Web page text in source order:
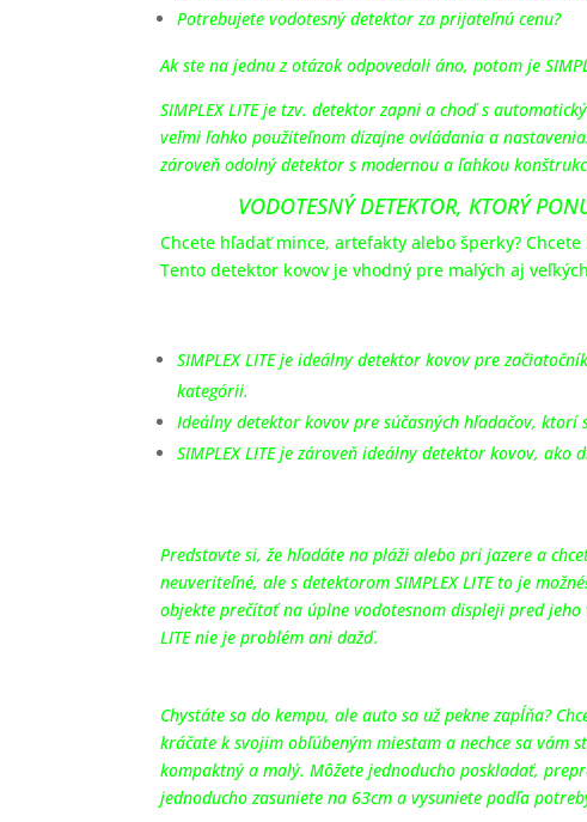
Potrebujete vodotesný detektor za prijateľnú cenu?
Ak ste na jednu z otázok odpovedali áno, potom je
SIMPLEX LITE je tzv. detektor zapni a choď s
veľmi ľahko použiteľnom dizajne ovládania a
zároveň odolný detektor s modernou a ľahkou
VODOTESNÝ DETEKTOR, KTORÝ
Chcete hľadať mince, artefakty alebo šperky?
Tento detektor kovov je vhodný pre malých aj
SIMPLEX LITE je ideálny detektor kovov pre
kategórii.
Ideálny detektor kovov pre súčasných hľadačov,
SIMPLEX LITE je zároveň ideálny detektor kovov,
Predstavte si, že hľadáte na pláži alebo pri jazere a
neuveriteľné, ale s detektorom SIMPLEX LITE to je
objekte prečítať na úplne vodotesnom displeji pred
LITE nie je problém ani dažď.
Chystáte sa do kempu, ale auto sa už pekne zapĺňa?
kráčate k svojim obľúbeným miestam a nechce sa vám
kompaktný a malý. Môžete jednoducho poskladať,
jednoducho zasuniete na 63cm a vysuniete podľa